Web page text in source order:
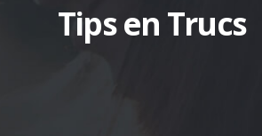
Tips en Trucs